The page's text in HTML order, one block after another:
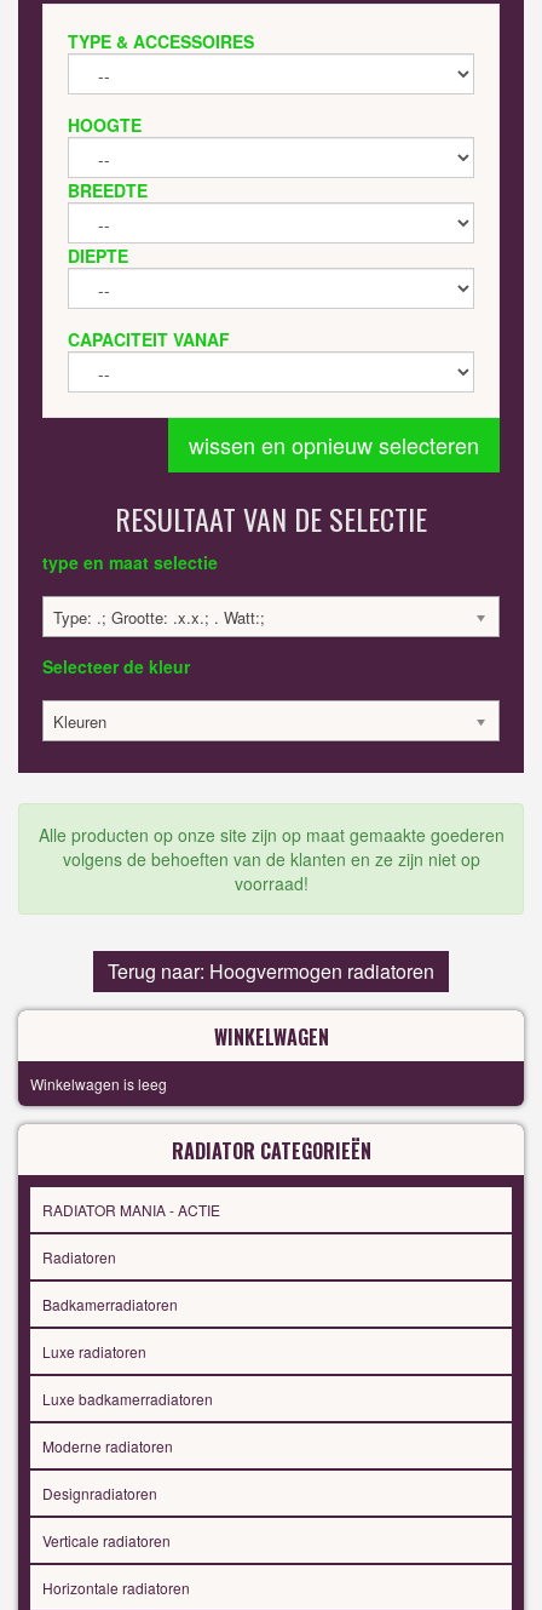
TYPE & ACCESSOIRES
HOOGTE
BREEDTE
DIEPTE
CAPACITEIT VANAF
wissen en opnieuw selecteren
RESULTAAT VAN DE SELECTIE
type en maat selectie
Type: .; Grootte: .x.x.; . Watt:;
Selecteer de kleur
Kleuren
Alle producten op onze site zijn op maat gemaakte goederen
volgens de behoeften van de klanten en ze zijn niet op
voorraad!
Terug naar: Hoogvermogen radiatoren
WINKELWAGEN
Winkelwagen is leeg
RADIATOR CATEGORIEËN
RADIATOR MANIA - ACTIE
Radiatoren
Badkamerradiatoren
Luxe radiatoren
Luxe badkamerradiatoren
Moderne radiatoren
Designradiatoren
Verticale radiatoren
Horizontale radiatoren